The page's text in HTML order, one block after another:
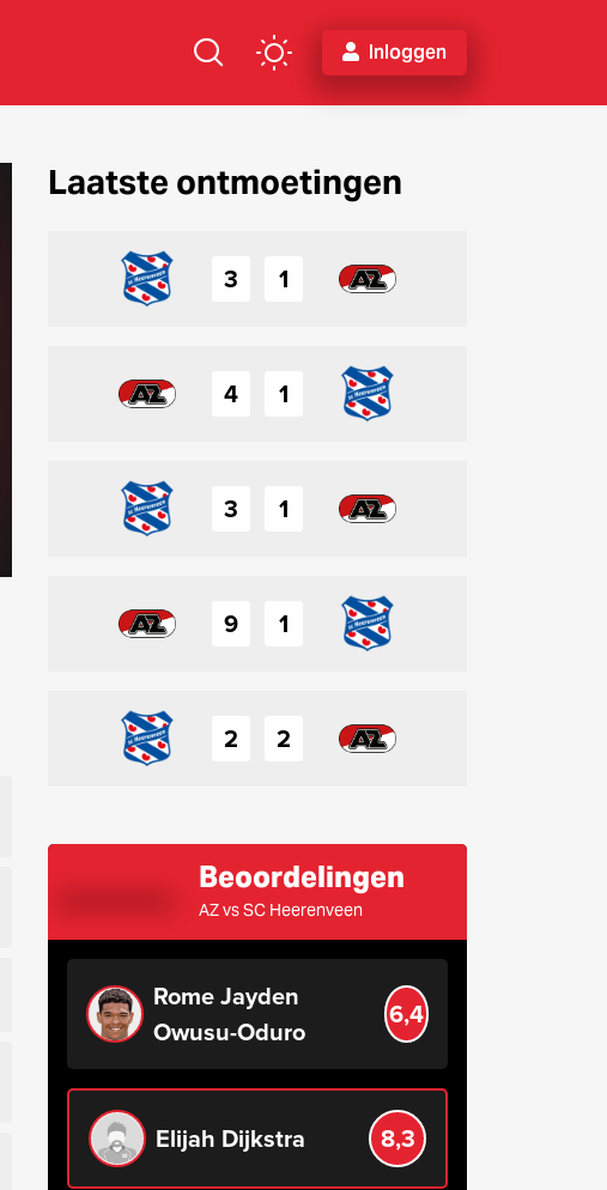
Inloggen
Laatste ontmoetingen
3 1
4 1
3 1
9 1
2 2
Beoordelingen
AZ vs SC Heerenveen
Rome Jayden
Owusu-Oduro
6,4
Elijah Dijkstra 8,3